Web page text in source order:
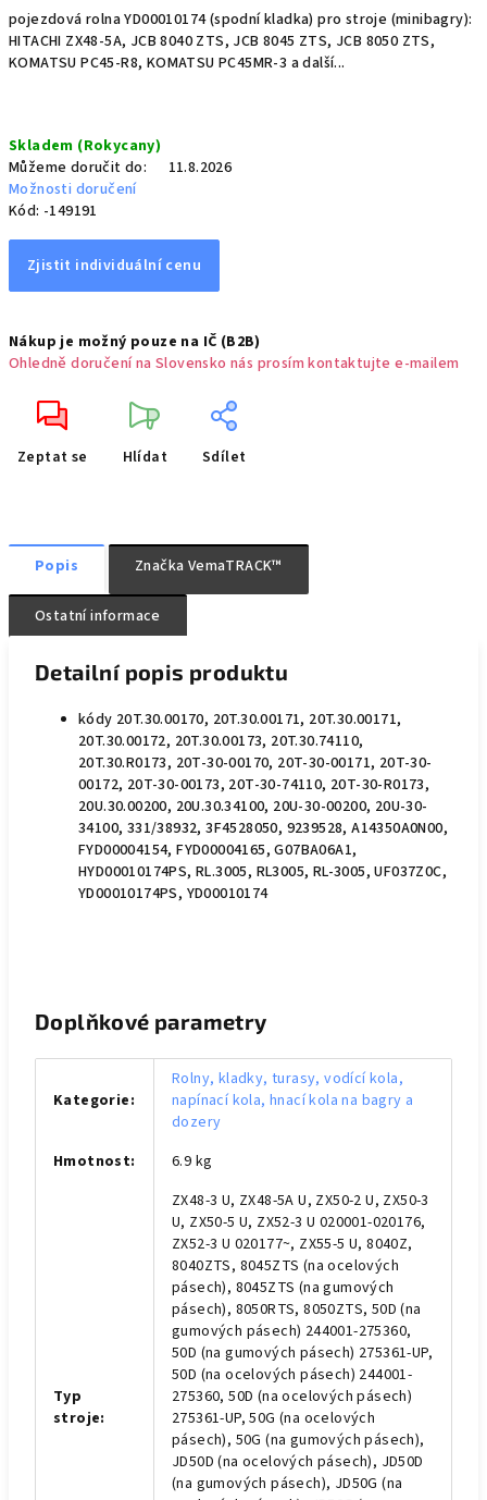
pojezdová rolna YD00010174 (spodní kladka) pro stroje (minibagry):
HITACHI ZX48-5A, JCB 8040 ZTS, JCB 8045 ZTS, JCB 8050 ZTS,
KOMATSU PC45-R8, KOMATSU PC45MR-3 a další...
cena:
Skladem (Rokycany)
Můžeme doručit do:
11.8.2026
Možnosti doručení
Kód: -149191
Zjistit individuální cenu
Nákup je možný pouze na IČ (B2B)
Ohledně doručení na Slovensko nás prosím kontaktujte e-mailem
Zeptat se Hlídat Sdílet
Popis Značka VemaTRACK™
Ostatní informace
Detailní popis produktu
kódy 20T.30.00170, 20T.30.00171, 20T.30.00171,
20T.30.00172, 20T.30.00173, 20T.30.74110,
20T.30.R0173, 20T-30-00170, 20T-30-00171, 20T-30-
00172, 20T-30-00173, 20T-30-74110, 20T-30-R0173,
20U.30.00200, 20U.30.34100, 20U-30-00200, 20U-30-
34100, 331/38932, 3F4528050, 9239528, A14350A0N00,
FYD00004154, FYD00004165, G07BA06A1,
HYD00010174PS, RL.3005, RL3005, RL-3005, UF037Z0C,
YD00010174PS, YD00010174
Doplňkové parametry
Kategorie:
Rolny, kladky, turasy, vodící kola,
napínací kola, hnací kola na bagry a
dozery
Hmotnost: 6.9 kg
Typ
stroje:
ZX48-3 U, ZX48-5A U, ZX50-2 U, ZX50-3
U, ZX50-5 U, ZX52-3 U 020001-020176,
ZX52-3 U 020177~, ZX55-5 U, 8040Z,
8040ZTS, 8045ZTS (na ocelových
pásech), 8045ZTS (na gumových
pásech), 8050RTS, 8050ZTS, 50D (na
gumových pásech) 244001-275360,
50D (na gumových pásech) 275361-UP,
50D (na ocelových pásech) 244001-
275360, 50D (na ocelových pásech)
275361-UP, 50G (na ocelových
pásech), 50G (na gumových pásech),
JD50D (na ocelových pásech), JD50D
(na gumových pásech), JD50G (na